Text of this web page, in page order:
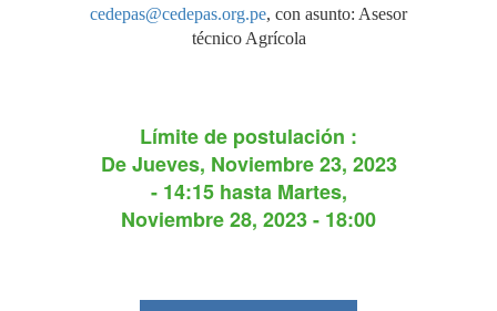
cedepas@cedepas.org.pe, con asunto: Asesor
técnico Agrícola
Límite de postulación :
DeJueves, Noviembre 23, 2023
- 14:15hasta Martes,
Noviembre 28, 2023 - 18:00